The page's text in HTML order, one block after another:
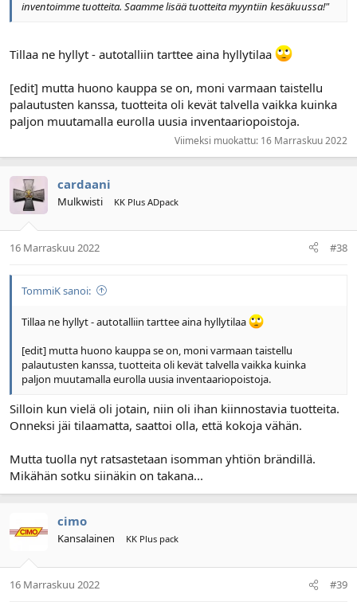
inventoimme tuotteita. Saamme lisää tuotteita myyntiin kesäkuussa!"
Tillaa ne hyllyt - autotalliin tarttee aina hyllytilaa
[edit] mutta huono kauppa se on, moni varmaan taistellu
palautusten kanssa, tuotteita oli kevät talvella vaikka kuinka
paljon muutamalla eurolla uusia inventaariopoistoja.
Viimeksi muokattu: 16 Marraskuu 2022
cardaani
Mulkwisti KK Plus ADpack
16 Marraskuu 2022 #38
TommiK sanoi:
Tillaa ne hyllyt - autotalliin tarttee aina hyllytilaa
[edit] mutta huono kauppa se on, moni varmaan taistellu
palautusten kanssa, tuotteita oli kevät talvella vaikka kuinka
paljon muutamalla eurolla uusia inventaariopoistoja.
Silloin kun vielä oli jotain, niin oli ihan kiinnostavia tuotteita.
Onneksi jäi tilaamatta, saattoi olla, että kokoja vähän.
Mutta tuolla nyt ratsastetaan isomman yhtiön brändillä.
Mikähän sotku siinäkin on takana...
cimo
Kansalainen KK Plus pack
16 Marraskuu 2022 #39